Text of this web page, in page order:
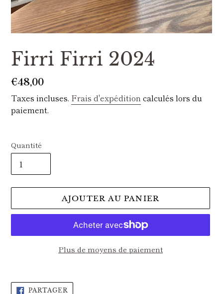
Firri Firri 2024
Prix
normal
€48,00
Taxes incluses. Frais d'expéditioncalculés lors du
paiement.
Quantité
AJOUTER AU PANIER
Plus de moyens de paiement
d'un
PARTAGER